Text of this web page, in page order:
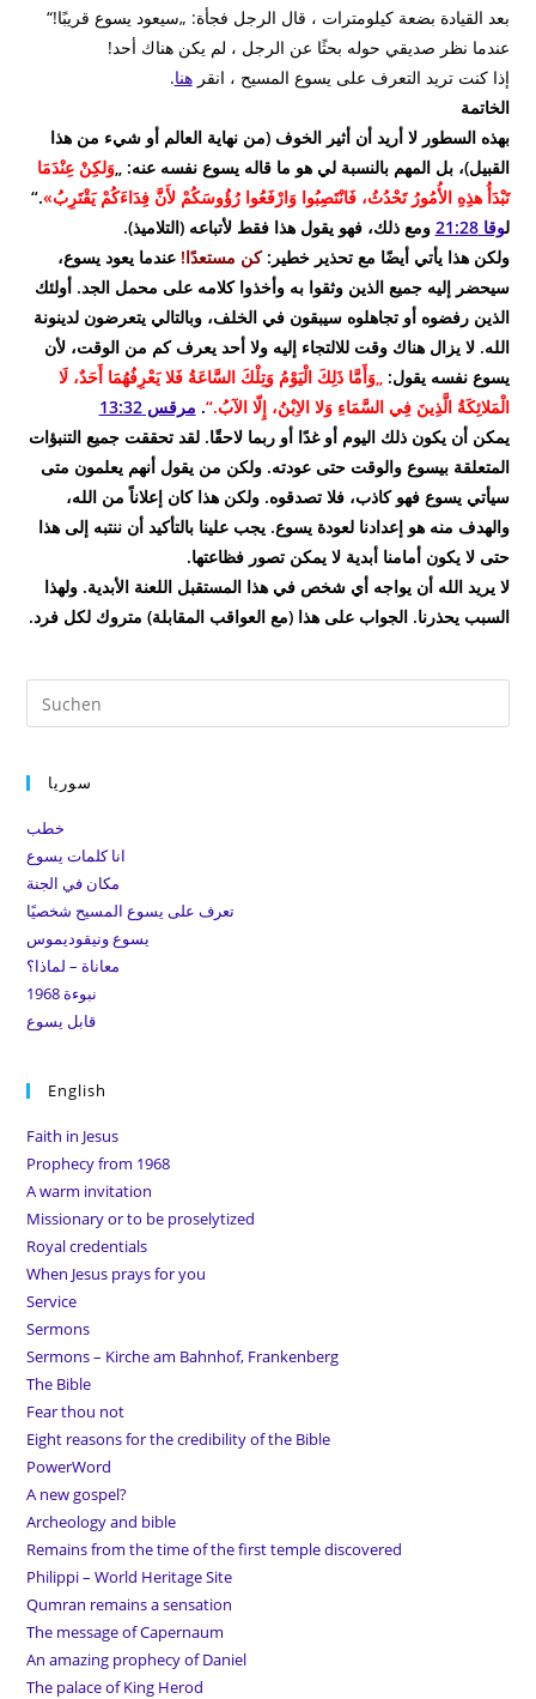
بعد القيادة بضعة كيلومترات ، قال الرجل فجأة: „سيعود يسوع قريبًا!“
عندما نظر صديقي حوله بحثًا عن الرجل ، لم يكن هناك أحد!
إذا كنت تريد التعرف على يسوع المسيح ، انقرهنا.
الخاتمة
بهذه السطور لا أريد أن أثير الخوف (من نهاية العالم أو شيء من هذا
القبيل)، بل المهم بالنسبة لي هو ما قاله يسوع نفسه عنه: „وَلكِنْ عِنْدَمَا
تَبْدَأُ هذِهِ الأُمُورُ تَحْدُثُ، فَانْتَصِبُوا وَارْفَعُوا رُؤُوسَكُمْ لأَنَّ فِدَاءَكُمْ يَقْتَرِبُ».“
لوقا 21:28
ومع ذلك، فهو يقول هذا فقط لأتباعه (التلاميذ).
ولكن هذا يأتي أيضًا مع تحذير خطير: كن مستعدًا! عندما يعود يسوع،
سيحضر إليه جميع الذين وثقوا به وأخذوا كلامه على محمل الجد. أولئك
الذين رفضوه أو تجاهلوه سيبقون في الخلف، وبالتالي يتعرضون لدينونة
الله. لا يزال هناك وقت للالتجاء إليه ولا أحد يعرف كم من الوقت، لأن
يسوع نفسه يقول:„وَأَمَّا ذَلِكَ الْيَوْمُ وَتِلْكَ السَّاعَةُ فَلا يَعْرِفُهُمَا أَحَدٌ، لَا
الْمَلائِكَةُ الَّذِينَ فِي السَّمَاءِ وَلا الاِبْنُ، إِلّا الآبُ.“. مرقس 13:32
يمكن أن يكون ذلك اليوم أو غدًا أو ربما لاحقًا. لقد تحققت جميع التنبؤات
المتعلقة بيسوع والوقت حتى عودته. ولكن من يقول أنهم يعلمون متى
سيأتي يسوع فهو كاذب، فلا تصدقوه. ولكن هذا كان إعلاناً من الله،
والهدف منه هو إعدادنا لعودة يسوع. يجب علينا بالتأكيد أن ننتبه إلى هذا
حتى لا يكون أمامنا أبدية لا يمكن تصور فظاعتها.
لا يريد الله أن يواجه أي شخص في هذا المستقبل اللعنة الأبدية. ولهذا
السبب يحذرنا. الجواب على هذا (مع العواقب المقابلة) متروك لكل فرد.
سوريا
خطب
انا كلمات يسوع
مكان في الجنة
تعرف على يسوع المسيح شخصيًا
يسوع ونيقوديموس
معاناة – لماذا؟
نبوءة 1968
قابل يسوع
English
Faith in Jesus
Prophecy from 1968
A warm invitation
Missionary or to be proselytized
Royal credentials
When Jesus prays for you
Service
Sermons
Sermons – Kirche am Bahnhof, Frankenberg
The Bible
Fear thou not
Eight reasons for the credibility of the Bible
PowerWord
A new gospel?
Archeology and bible
Remains from the time of the first temple discovered
Philippi – World Heritage Site
Qumran remains a sensation
The message of Capernaum
An amazing prophecy of Daniel
The palace of King Herod